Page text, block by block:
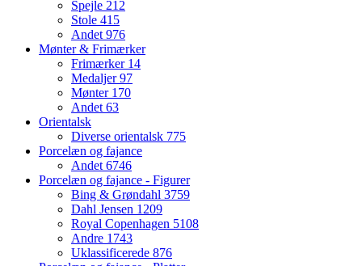
Spejle 212
Stole 415
Andet 976
Mønter & Frimærker
Frimærker 14
Medaljer97
Mønter 170
Andet 63
Orientalsk
Diverse orientalsk 775
Porcelæn og fajance
Andet 6746
Porcelæn og fajance - Figurer
Bing & Grøndahl 3759
Dahl Jensen 1209
Royal Copenhagen 5108
Andre 1743
Uklassificerede 876